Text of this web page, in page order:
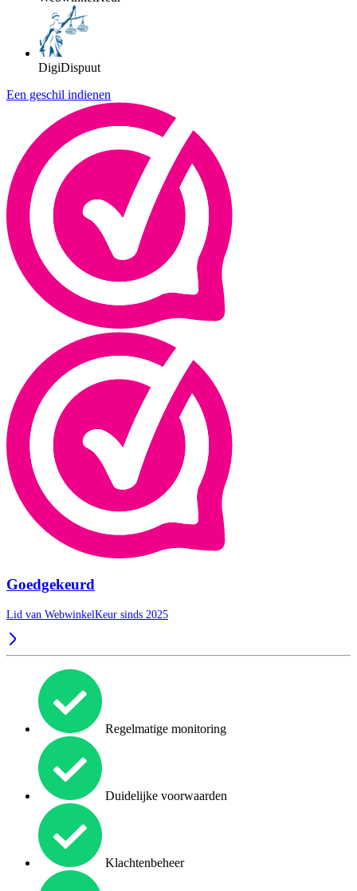
DigiDispuut
Een geschil indienen
Goedgekeurd
Lid van WebwinkelKeur sinds 2025
Regelmatige monitoring
Duidelijke voorwaarden
Klachtenbeheer